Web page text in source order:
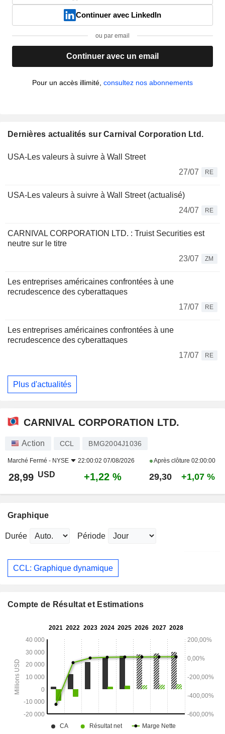
Continuer avec LinkedIn
ou par email
Continuer avec un email
Pour un accès illimité, consultez nos abonnements
Dernières actualités sur Carnival Corporation Ltd.
USA-Les valeurs à suivre à Wall Street
27/07
RE
USA-Les valeurs à suivre à Wall Street (actualisé)
24/07
RE
CARNIVAL CORPORATION LTD. : Truist Securities est
neutre sur le titre
23/07
ZM
Les entreprises américaines confrontées à une
recrudescence des cyberattaques
17/07
RE
Les entreprises américaines confrontées à une
recrudescence des cyberattaques
17/07
RE
Plus d'actualités
CARNIVAL CORPORATION LTD.
Action CCL BMG2004J1036
Marché Fermé - NYSE 22:00:02 07/08/2026 Après clôture 02:00:00
28,99 USD +1,22 % 29,30 +1,07 %
Graphique
Durée Période
CCL: Graphique dynamique
Compte de Résultat et Estimations